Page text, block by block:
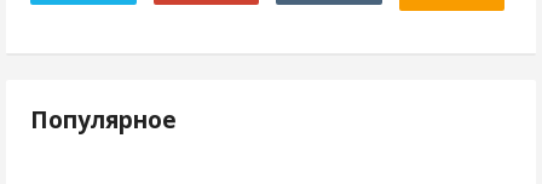
Популярное